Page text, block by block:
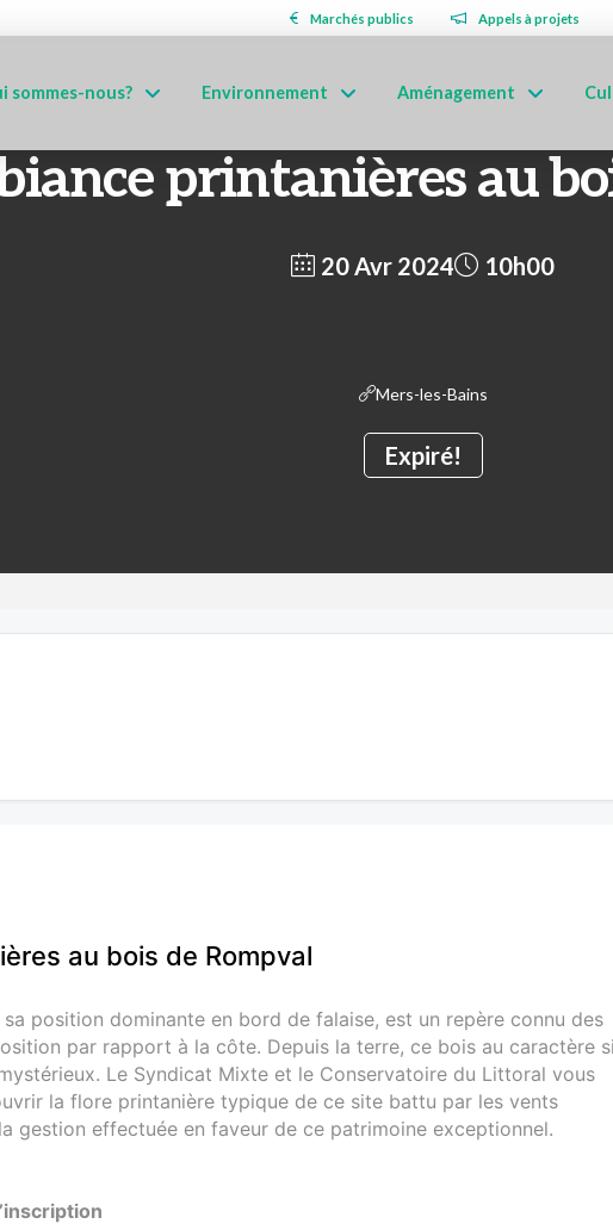
Marchés publics Appels à projets
sommes-nous? Environnement Aménagement
printanières au
20 Avr 2024
Expiré!
10h00
Mers-les-Bains
au bois de Rompval
position dominante en bord de falaise, est un repère connu des
par rapport à la côte. Depuis la terre, ce bois au caractère si
Le Syndicat Mixte et le Conservatoire du Littoral vous
la flore printanière typique de ce site battu par les vents
gestion effectuée en faveur de ce patrimoine exceptionnel.